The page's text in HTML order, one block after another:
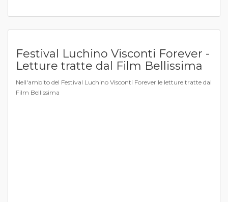
Festival Luchino Visconti Forever -
Letture tratte dal Film Bellissima
Nell'ambito del Festival Luchino Visconti Forever le letture tratte dal
Film Bellissima